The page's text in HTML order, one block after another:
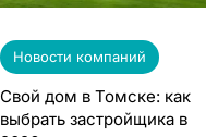
Новости компаний
Свой дом в Томске: как
выбрать застройщика в